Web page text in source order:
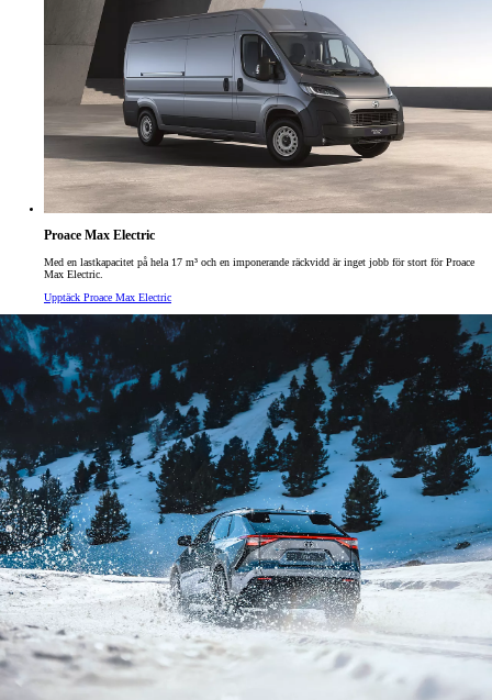
Proace Max Electric
Med en lastkapacitet på hela 17 m³ och en imponerande räckvidd är inget jobb för stort för Proace
Max Electric.
Upptäck Proace Max Electric